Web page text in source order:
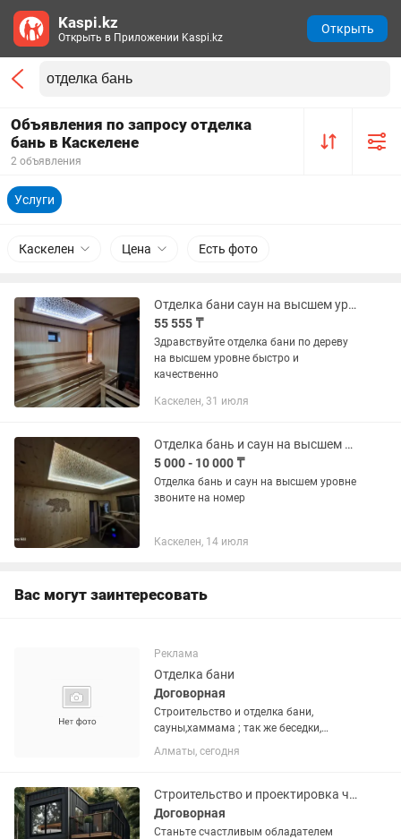
Объявления по запросу отделка
бань в Каскелене
2 объявления
Услуги
Каскелен Цена Есть фото
Отделка бани саун на высшем уровне
55 555 ₸
Здравствуйте отделка бани по дереву
на высшем уровне быстро и
качественно
Каскелен, 31 июля
Отделка бань и саун на высшем уровне
5 000 - 10 000 ₸
Отделка бань и саун на высшем уровне
звоните на номер
Каскелен, 14 июля
Вас могут заинтересовать
Реклама
Отделка бани
Договорная
Строительство и отделка бани,
сауны,хаммама ; так же беседки,
барбекю из кирпича. Василий
Алматы, сегодня
Строительство и проектировка частного дома
Договорная
Станьте счастливым обладателем
Kaspi.kz
Открыть в Приложении Kaspi.kz
Открыть